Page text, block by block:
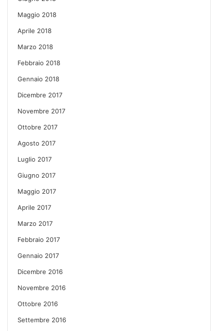
Maggio 2018
Aprile 2018
Marzo 2018
Febbraio 2018
Gennaio 2018
Dicembre 2017
Novembre 2017
Ottobre 2017
Agosto 2017
Luglio 2017
Giugno 2017
Maggio 2017
Aprile 2017
Marzo 2017
Febbraio 2017
Gennaio 2017
Dicembre 2016
Novembre 2016
Ottobre 2016
Settembre 2016